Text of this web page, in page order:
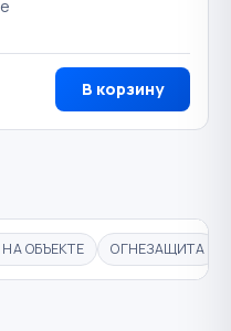
В корзину
ОБЪЕКТЕ ОГНЕЗАЩИТА